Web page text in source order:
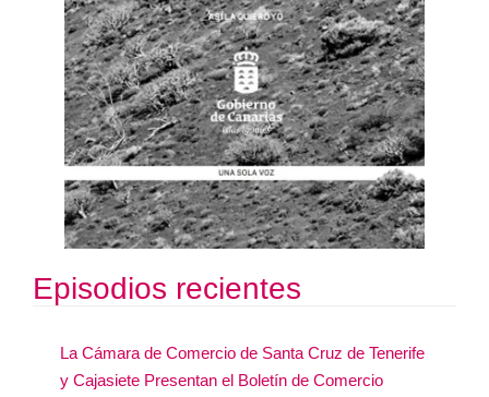
Episodios recientes
La Cámara de Comercio de Santa Cruz de Tenerife
y Cajasiete Presentan el Boletín de Comercio